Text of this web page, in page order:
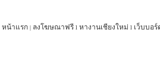
หน้าแรก | ลงโฆษณาฟรี l หางานเชียงใหม่ l เว็บบอร์